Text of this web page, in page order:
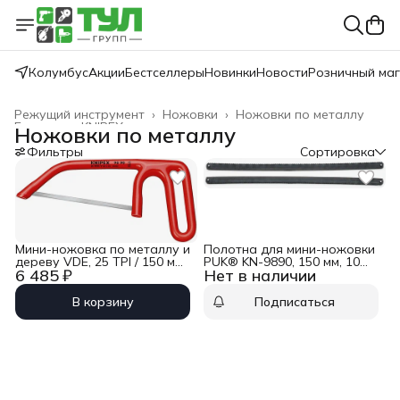
КолумбусАкцииБестселлерыНовинкиНовостиРозничный
Ножовки по металлу
Ножовки ›
Режущий инструмент ›
KNIPEX
Главная
Ножовки по металлу
Фильтры Сортировка
6 485 ₽
Мини-ножовка по металлу и
дереву VDE, 25 TPI / 150 мм,
диэлектрическая PUK Knipex
KN-9890
В корзину
Нет в наличии
Полотна для мини-ножовки
PUK® KN-9890, 150 мм, 10
шт Knipex KN-989001
Подписаться